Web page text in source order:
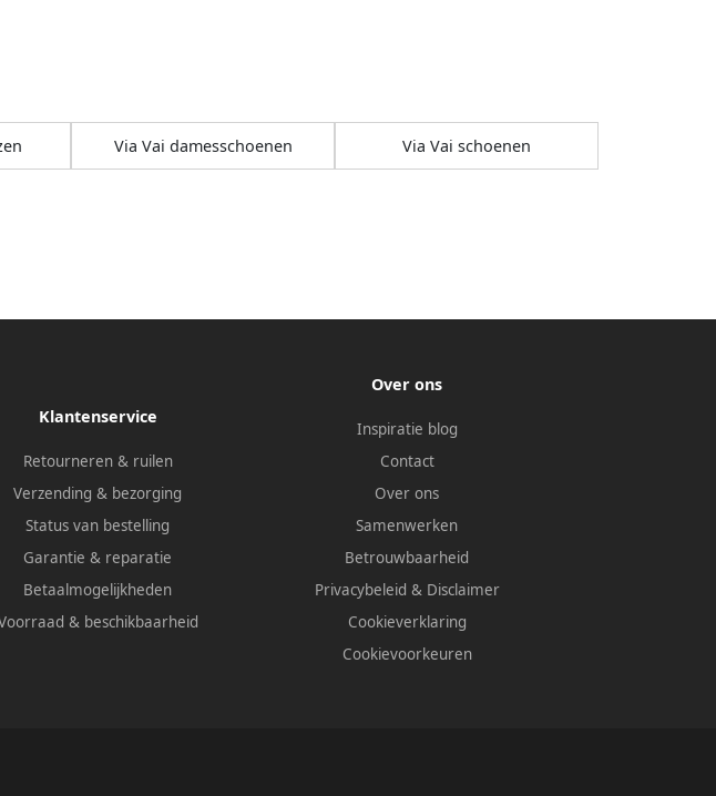
Via Vai damesschoenen Via Vai schoenen
Klantenservice
Retourneren & ruilen
Verzending & bezorging
Status van bestelling
Garantie & reparatie
Betaalmogelijkheden
& beschikbaarheid
Over ons
Inspiratie blog
Contact
Over ons
Samenwerken
Betrouwbaarheid
Privacybeleid & Disclaimer
Cookieverklaring
Cookievoorkeuren